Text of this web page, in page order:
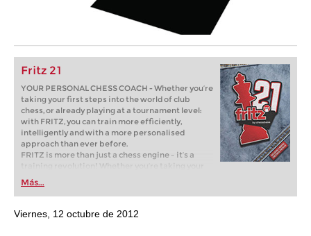
Fritz 21
YOUR PERSONAL CHESS COACH - Whether you’re
taking your first steps into the world of club
chess, or already playing at a tournament level:
with FRITZ, you can train more efficiently,
intelligently and with a more personalised
approach than ever before.
FRITZ is more than just a chess engine – it’s a
training revolution! Whether you’re taking your
first steps into the world of club chess, or already
playing at a tournament level: with FRITZ, you can
train more efficiently, intelligently and with a
more personalised approach than ever before.
Más...
Viernes, 12 octubre de 2012